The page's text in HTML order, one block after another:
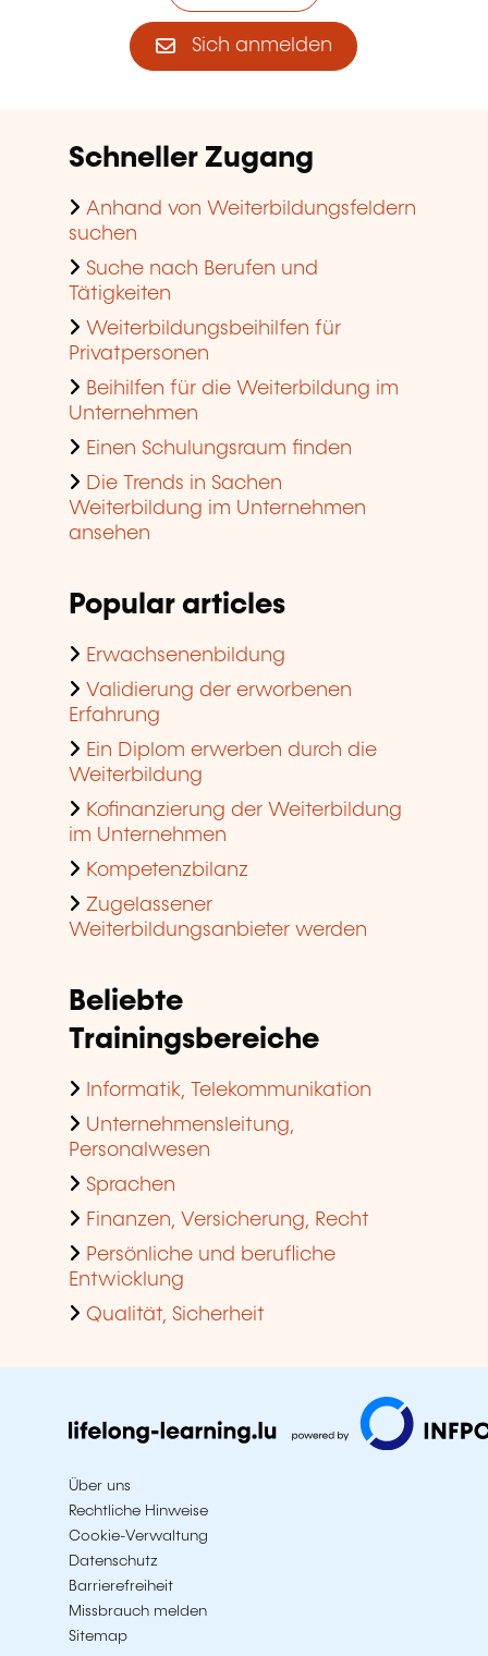
Sich anmelden
Schneller Zugang
Anhand von Weiterbildungsfeldern
suchen
Suche nach Berufen und
Tätigkeiten
Weiterbildungsbeihilfen für
Privatpersonen
Beihilfen für die Weiterbildung im
Unternehmen
Einen Schulungsraum finden
Die Trends in Sachen
Weiterbildung im Unternehmen
ansehen
Popular articles
Erwachsenenbildung
Validierung der erworbenen
Erfahrung
Ein Diplom erwerben durch die
Weiterbildung
Kofinanzierung der Weiterbildung
im Unternehmen
Kompetenzbilanz
Zugelassener
Weiterbildungsanbieter werden
Beliebte
Trainingsbereiche
Informatik, Telekommunikation
Unternehmensleitung,
Personalwesen
Sprachen
Finanzen, Versicherung, Recht
Persönliche und berufliche
Entwicklung
Qualität, Sicherheit
Über uns
Rechtliche Hinweise
Cookie-Verwaltung
Datenschutz
Barrierefreiheit
Missbrauch melden
Sitemap